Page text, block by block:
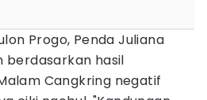
Progo, Penda Juliana
berdasarkan hasil
Cangkring negatif